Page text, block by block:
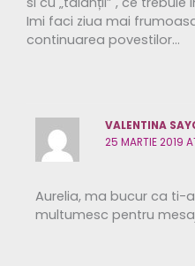
Imi faci ziua mai
continuarea povestilor…
VALENTINA
25 MARTIE 2019
Aurelia, ma bucur ca ti-
multumesc pentru